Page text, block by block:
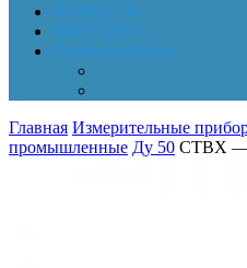
НОВОСТИ
КОНТАКТЫ
Личный кабинет
Главная Измерительные
промышленные Ду 50 СТВХ —